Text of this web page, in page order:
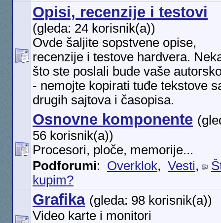
Opisi, recenzije i testovi
(gleda: 24 korisnik(a))
Ovde šaljite sopstvene opise,
recenzije i testove hardvera.
što ste poslali bude vaše
- nemojte kopirati tuđe tekstove
drugih sajtova i časopisa.
Osnovne komponente
56 korisnik(a))
Procesori, ploče, memorije...
Podforumi: Overklok, Vesti,
kupim?
Grafika (gleda: 98 korisnik(a))
Video karte i monitori